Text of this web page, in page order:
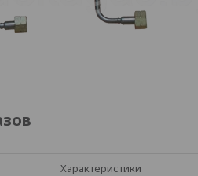
Характеристики